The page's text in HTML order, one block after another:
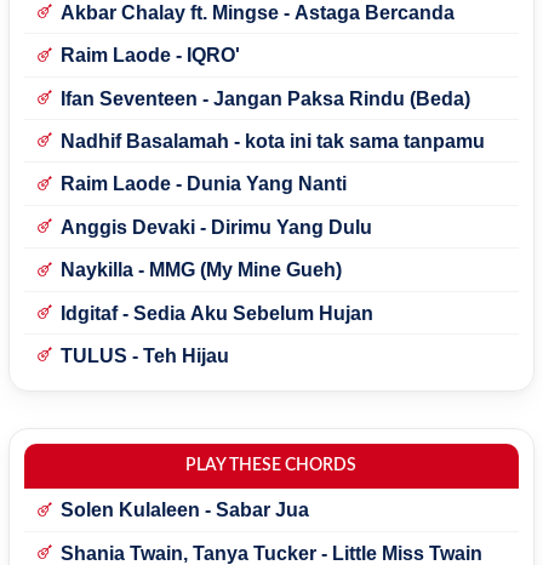
Akbar Chalay ft. Mingse - Astaga Bercanda
Raim Laode - IQRO'
Ifan Seventeen - Jangan Paksa Rindu (Beda)
Nadhif Basalamah - kota ini tak sama tanpamu
Raim Laode - Dunia Yang Nanti
Anggis Devaki - Dirimu Yang Dulu
Naykilla - MMG (My Mine Gueh)
Idgitaf - Sedia Aku Sebelum Hujan
TULUS - Teh Hijau
PLAY THESE CHORDS
Solen Kulaleen - Sabar Jua
Shania Twain, Tanya Tucker - Little Miss Twain